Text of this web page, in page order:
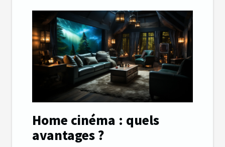
Home cinéma : quels
avantages ?